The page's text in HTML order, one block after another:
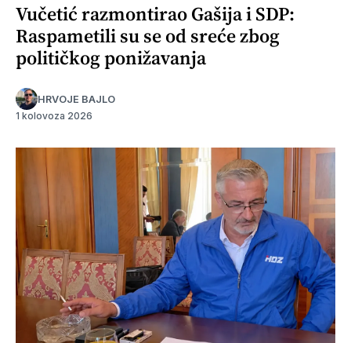
Vučetić razmontirao Gašija i SDP:
Raspametili su se od sreće zbog
političkog ponižavanja
HRVOJE BAJLO
1 kolovoza 2026